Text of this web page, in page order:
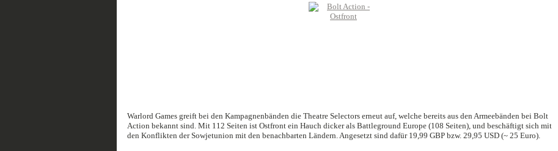
Warlord Games greift bei den Kampagnenbänden die Theatre Selectors erneut auf, welche bereits aus den Armeebänden bei Bolt
Action bekannt sind. Mit 112 Seiten ist Ostfront ein Hauch dicker als Battleground Europe (108 Seiten), und beschäftigt sich mit
den Konflikten der Sowjetunion mit den benachbarten Ländern. Angesetzt sind dafür 19,99 GBP bzw. 29,95 USD (~ 25 Euro).